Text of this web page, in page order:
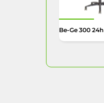
Be-Ge 300 24h